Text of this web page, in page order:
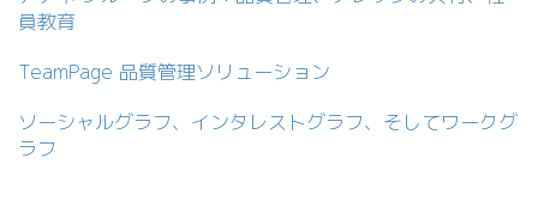
員教育
TeamPage 品質管理ソリューション
ソーシャルグラフ、インタレストグラフ、そしてワークグ
ラフ